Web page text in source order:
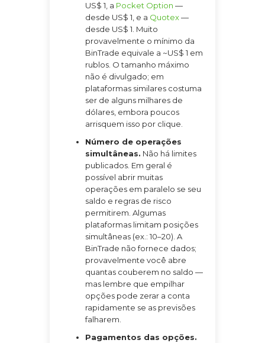
US$ 1, a Pocket Option —
desde US$ 1, e a Quotex—
desde US$ 1. Muito
provavelmente o mínimo da
BinTrade equivale a ~US$ 1 em
rublos. O tamanho máximo
não é divulgado; em
plataformas similares costuma
ser de alguns milhares de
dólares, embora poucos
arrisquem isso por clique.
Número de operações
simultâneas. Não há limites
publicados. Em geral é
possível abrir muitas
operações em paralelo se seu
saldo e regras de risco
permitirem. Algumas
plataformas limitam posições
simultâneas (ex.: 10–20). A
BinTrade não fornece dados;
provavelmente você abre
quantas couberem no saldo —
mas lembre que empilhar
opções pode zerar a conta
rapidamente se as previsões
falharem.
Pagamentos das opções.